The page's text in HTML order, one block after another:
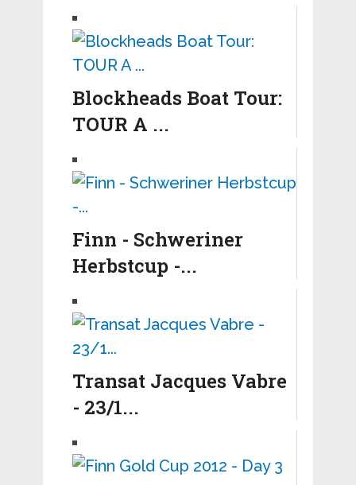
Blockheads Boat Tour:
TOUR A ...
Finn - Schweriner
Herbstcup -...
Transat Jacques Vabre
- 23/1...